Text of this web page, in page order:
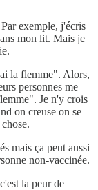
exemple, j'écris
mon lit. Mais je
la flemme". Alors,
personnes me
Je n'y crois
on creuse on se
mais ça peut aussi
non-vaccinée.
la peur de